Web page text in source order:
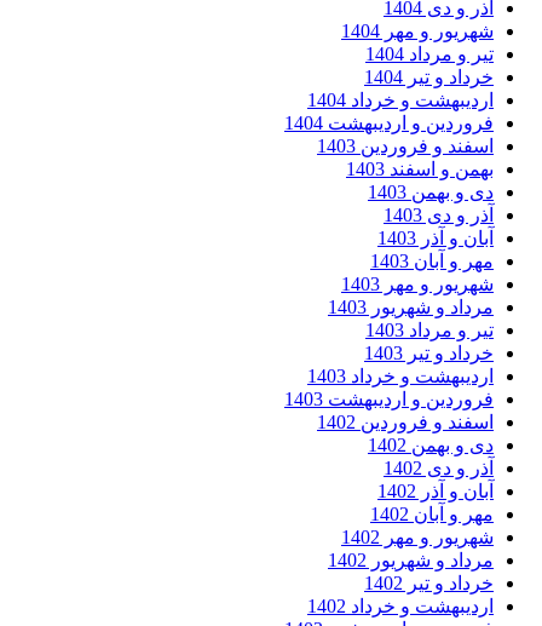
و دی 1404
و مهر 1404
و مرداد 1404
و تیر 1404
و خرداد 1404
و اردیبهشت 1404
و فروردین 1403
و اسفند 1403
و بهمن 1403
و دی 1403
و آذر 1403
و آبان 1403
و مهر 1403
و شهریور 1403
و مرداد 1403
و تیر 1403
و خرداد 1403
و اردیبهشت 1403
و فروردین 1402
و بهمن 1402
و دی 1402
و آذر 1402
و آبان 1402
و مهر 1402
و شهریور 1402
و تیر 1402
و خرداد 1402